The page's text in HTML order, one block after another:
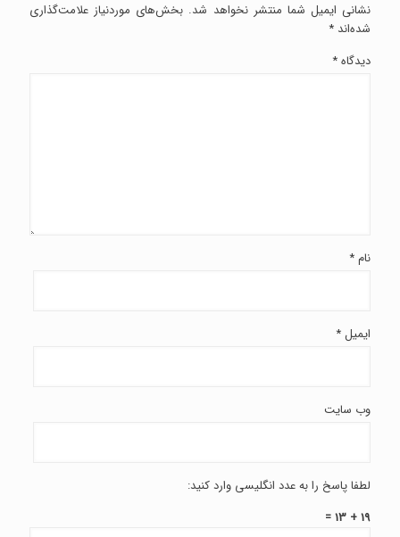
نشانی ایمیل شما منتشر نخواهد شد. بخش‌های موردنیاز علامت‌گذاری
شده‌اند *
دیدگاه*
نام*
ایمیل *
وب‌ سایت
لطفا پاسخ را به عدد انگلیسی وارد کنید:
19 + 13 =